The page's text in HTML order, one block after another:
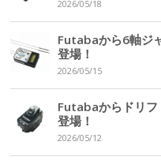
2026/05/18
Futabaから6軸ジ
登場！
2026/05/15
Futabaからドリフ
登場！
2026/05/12